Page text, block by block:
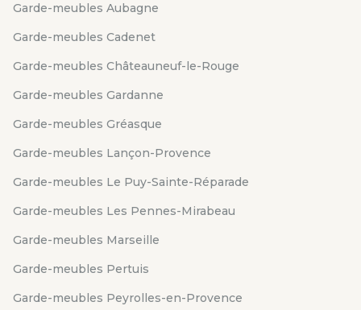
Garde-meubles Aubagne
Garde-meubles Cadenet
Garde-meubles Châteauneuf-le-Rouge
Garde-meubles Gardanne
Garde-meubles Gréasque
Garde-meubles Lançon-Provence
Garde-meubles Le Puy-Sainte-Réparade
Garde-meubles Les Pennes-Mirabeau
Garde-meubles Marseille
Garde-meubles Pertuis
Garde-meubles Peyrolles-en-Provence